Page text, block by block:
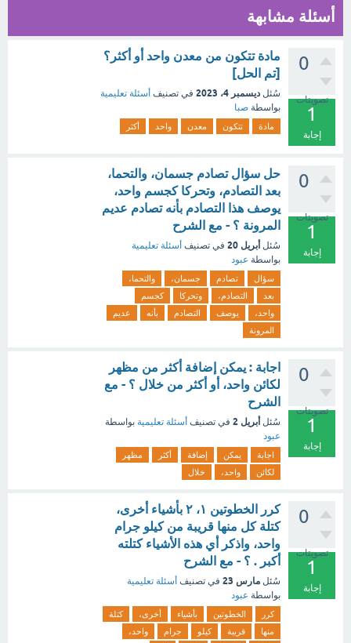
أسئلة مشابهة
0
تصويتات
1
إجابة
مادة تتكون من معدن واحد أو أكثر؟
[تم الحل]
سُئل ديسمبر 4، 2023 في تصنيف أسئلة تعليمية
بواسطة صبا
مادة تتكون معدن واحد أكثر
0
تصويتات
1
إجابة
حل سؤال تصادم جسمان، والتحما،
بعد التصادم، وتحركا كجسم واحد،
يوصف هذا التصادم بأنه تصادم عديم
المرونة ؟ - مع الشرح
سُئل أبريل 20 في تصنيف أسئلة تعليمية
بواسطة عبود
سؤال تصادم جسمان،
والتحما،
بعد
التصادم، وتحركا
كجسم
واحد،
يوصف التصادم بأنه
عديم
المرونة
0
تصويتات
1
إجابة
اجابة : يمكن إضافة أكثر من مظهر
لكائن واحد، أو أكثر من خلال ؟ - مع
الشرح
سُئل أبريل 2 في تصنيف أسئلة تعليمية بواسطة
عبود
اجابة يمكن إضافة أكثر
مظهر
لكائن
واحد، خلال
0
تصويتات
1
إجابة
كرر الخطوتين ١، ٢ بأشياء أخرى،
كتلة كل منها قريبة من كيلو جرام
واحد، واذكر أي هذه الأشياء كتلته
أكبر . ؟ - مع الشرح
سُئل مارس 23 في تصنيف أسئلة تعليمية
بواسطة عبود
كرر الخطوتين بأشياء أخرى،
كتلة
منها
قريبة كيلو جرام
واحد،